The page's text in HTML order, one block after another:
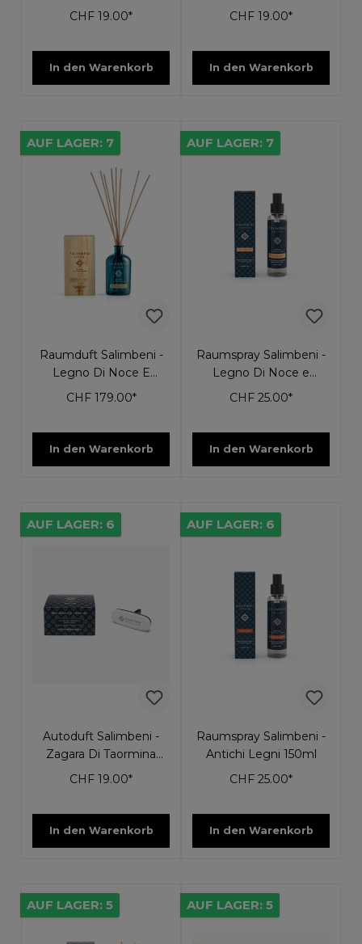
CHF 19.00*
In den Warenkorb
CHF 19.00*
In den Warenkorb
AUF LAGER: 7
Raumduft Salimbeni -
Legno Di Noce E
Radica 1000ml
CHF 179.00*
In den Warenkorb
AUF LAGER: 7
Raumspray Salimbeni -
Legno Di Noce e
Radica 150ml
CHF 25.00*
In den Warenkorb
AUF LAGER: 6
Autoduft Salimbeni -
Zagara Di Taormina
Weiss
CHF 19.00*
In den Warenkorb
AUF LAGER: 6
Raumspray Salimbeni -
Antichi Legni 150ml
CHF 25.00*
In den Warenkorb
AUF LAGER: 5 AUF LAGER: 5